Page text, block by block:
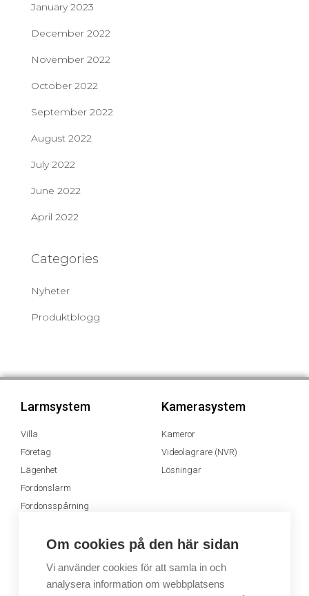
January 2023
December 2022
November 2022
October 2022
September 2022
August 2022
July 2022
June 2022
April 2022
Categories
Nyheter
Produktblogg
Larmsystem
Villa
Företag
Lägenhet
Fordonslarm
Fordonsspårning
Kamerasystem
Kameror
Videolagrare (NVR)
Lösningar
Dimsystem Ljudsystem
Ljudsystem
Om cookies på den här sidan
Vi använder cookies för att samla in och
analysera information om webbplatsens